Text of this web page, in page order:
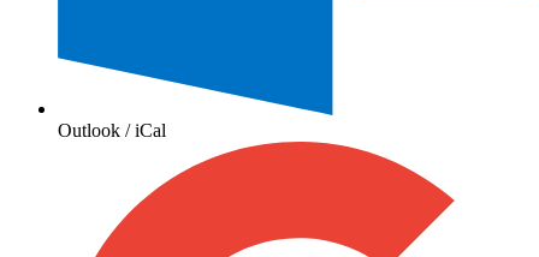
Outlook / iCal